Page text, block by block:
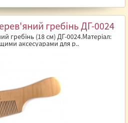
гребінь ДГ-0024
гребінь (18 см) ДГ-0024.Матеріал:
аксесуарами для р..